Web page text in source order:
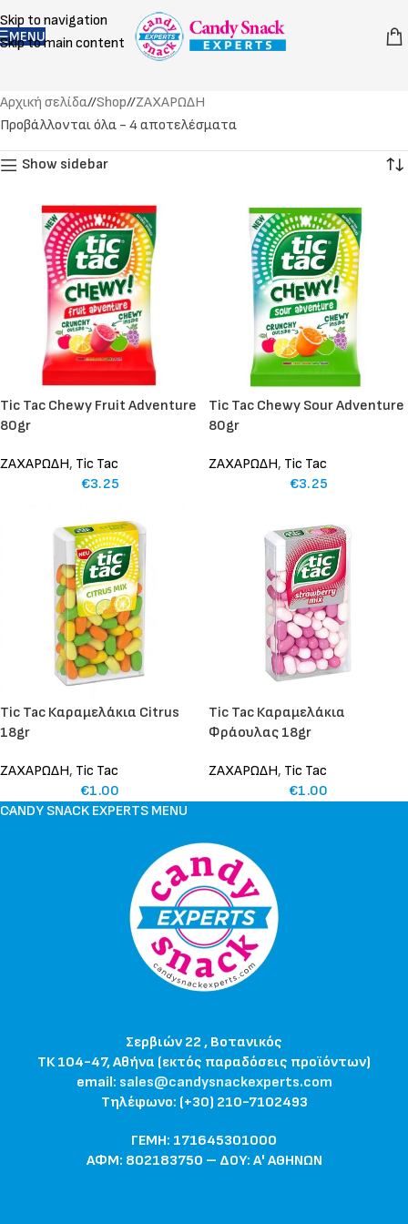
Skip to navigation
Skip to main content
MENU
Αρχική σελίδα/ Shop/ ΖΑΧΑΡΩΔΗ
Προβάλλονται όλα - 4 αποτελέσματα
Show sidebar
Tic Tac Chewy Fruit Adventure
80gr
ΖΑΧΑΡΩΔΗ, Tic Tac
€3.25
Tic Tac Chewy Sour Adventure
80gr
ΖΑΧΑΡΩΔΗ, Tic Tac
€3.25
Tic Tac Καραμελάκια Citrus
18gr
ΖΑΧΑΡΩΔΗ, Tic Tac
€1.00
Tic Tac Καραμελάκια
Φράουλας 18gr
ΖΑΧΑΡΩΔΗ, Tic Tac
€1.00
CANDY SNACK EXPERTS MENU
Σερβιών 22 , Βοτανικός
ΤΚ 104-47, Αθήνα (εκτός παραδόσεις προϊόντων)
email: sales@candysnackexperts.com
Τηλέφωνο: (+30) 210-7102493
ΓΕΜΗ: 171645301000
ΑΦΜ: 802183750 – ΔΟΥ: Α' ΑΘΗΝΩΝ